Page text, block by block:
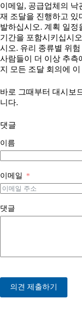
이메일, 공급업체의 낙
재 조달을 진행하고 있
발하십시오. 계획 일정
기간을 포함시키십시
시오. 유리 종류별 위
사람들이 더 이상 추측
지 모든 조달 회의에
바로 그때부터 대시보
니다.
댓글
이름
이메일
댓글
의견 제출하기